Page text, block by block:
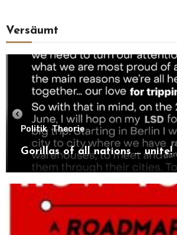
Versäumt
Politik Theorie
Gorillas of all nations … unite!